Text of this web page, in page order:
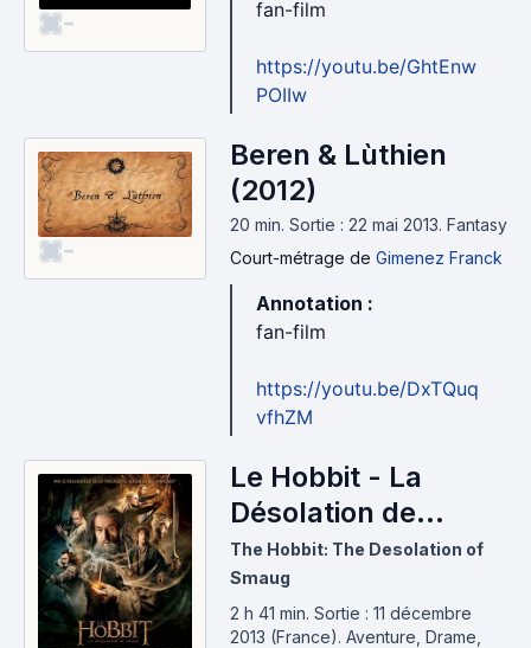
- fan-film
https://youtu.be/GhtEnw
POIIw
-
Beren & Lùthien
(2012)
20 min. Sortie : 22 mai 2013. Fantasy
Court-métrage de Gimenez Franck
Annotation :
fan-film
https://youtu.be/DxTQuq
vfhZM
Le Hobbit - La
Désolation de
Smaug (2013)
The Hobbit: The Desolation of
Smaug
2 h 41 min. Sortie : 11 décembre
2013 (France). Aventure, Drame,